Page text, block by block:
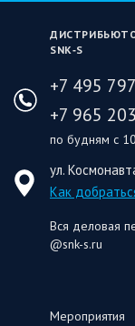
SNK‑S
+7 495
+7 965
по будням с
ул.
Как
Вся деловая
@snk-s.ru
Мероприятия